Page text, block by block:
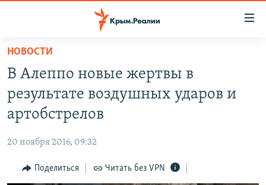
Вернуться
основному
содержанию
Вернутся
главной
навигации
Вернутся
ГРУЗ 200
11 ЛЕТ ОККУПАЦИИ КРЫМА. 11 ИСТОРИЙ СОПРОТИВЛЕНИЯ
ВОДА
ЕЩЕ
ИНТЕРАКТИВ
РАДІО СВОБОДА
НОВОСТИ
В Алеппо новые жертвы в
результате воздушных ударов и
артобстрелов
20 ноября 2016, 09:32
Поделиться Читать без VPN